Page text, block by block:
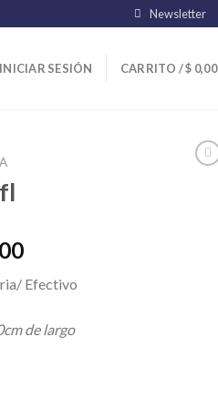
Newsletter
INICIAR SESIÓN CARRITO /$ 0,00
El
actual
$ 26.000,00.
Efectivo
de largo